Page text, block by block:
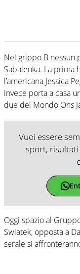
Nel grippo B nessun
Sabalenka. La prima
l’americana Jessica
invece porta a casa
due del Mondo Ons
Vuoi essere
sport, risultati
Oggi spazio al
Swiatek, opposta a
serale si